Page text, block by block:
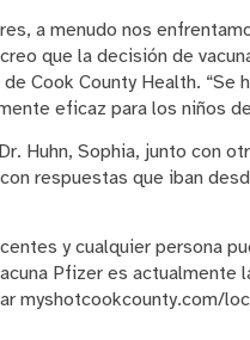
a menudo nos
que la decisión de
de Cook County Health.
eficaz para los niños
Huhn, Sophia, junto con
respuestas que iban
y cualquier persona
Pfizer es actualmente
myshotcookcounty.com/